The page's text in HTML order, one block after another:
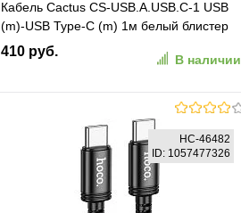
Кабель Cactus CS-USB.A.USB.C-1 USB
(m)-USB Type-C (m) 1м белый блистер
410 руб.
В наличии
В избранное К сравнению
HC-46482
ID: 1057477326